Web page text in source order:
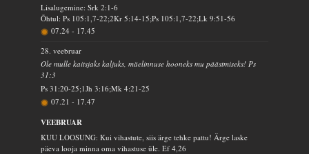
Lisalugemine: Srk 2:1-6
Õhtul: Ps 105:1,7-22;2Kr 5:14-15;Ps 105:1,7-22;Lk 9:51-56
07.24 - 17.45
28. veebruar
Ole mulle kaitsjaks kaljuks, mäelinnuse hooneks mu päästmiseks! Ps
31:3
Ps 31:20-25;1Jh 3:16;Mk 4:21-25
07.21 - 17.47
VEEBRUAR
KUU LOOSUNG: Kui vihastute, siis ärge tehke pattu! Ärge laske
päeva looja minna oma vihastuse üle.Ef 4,26